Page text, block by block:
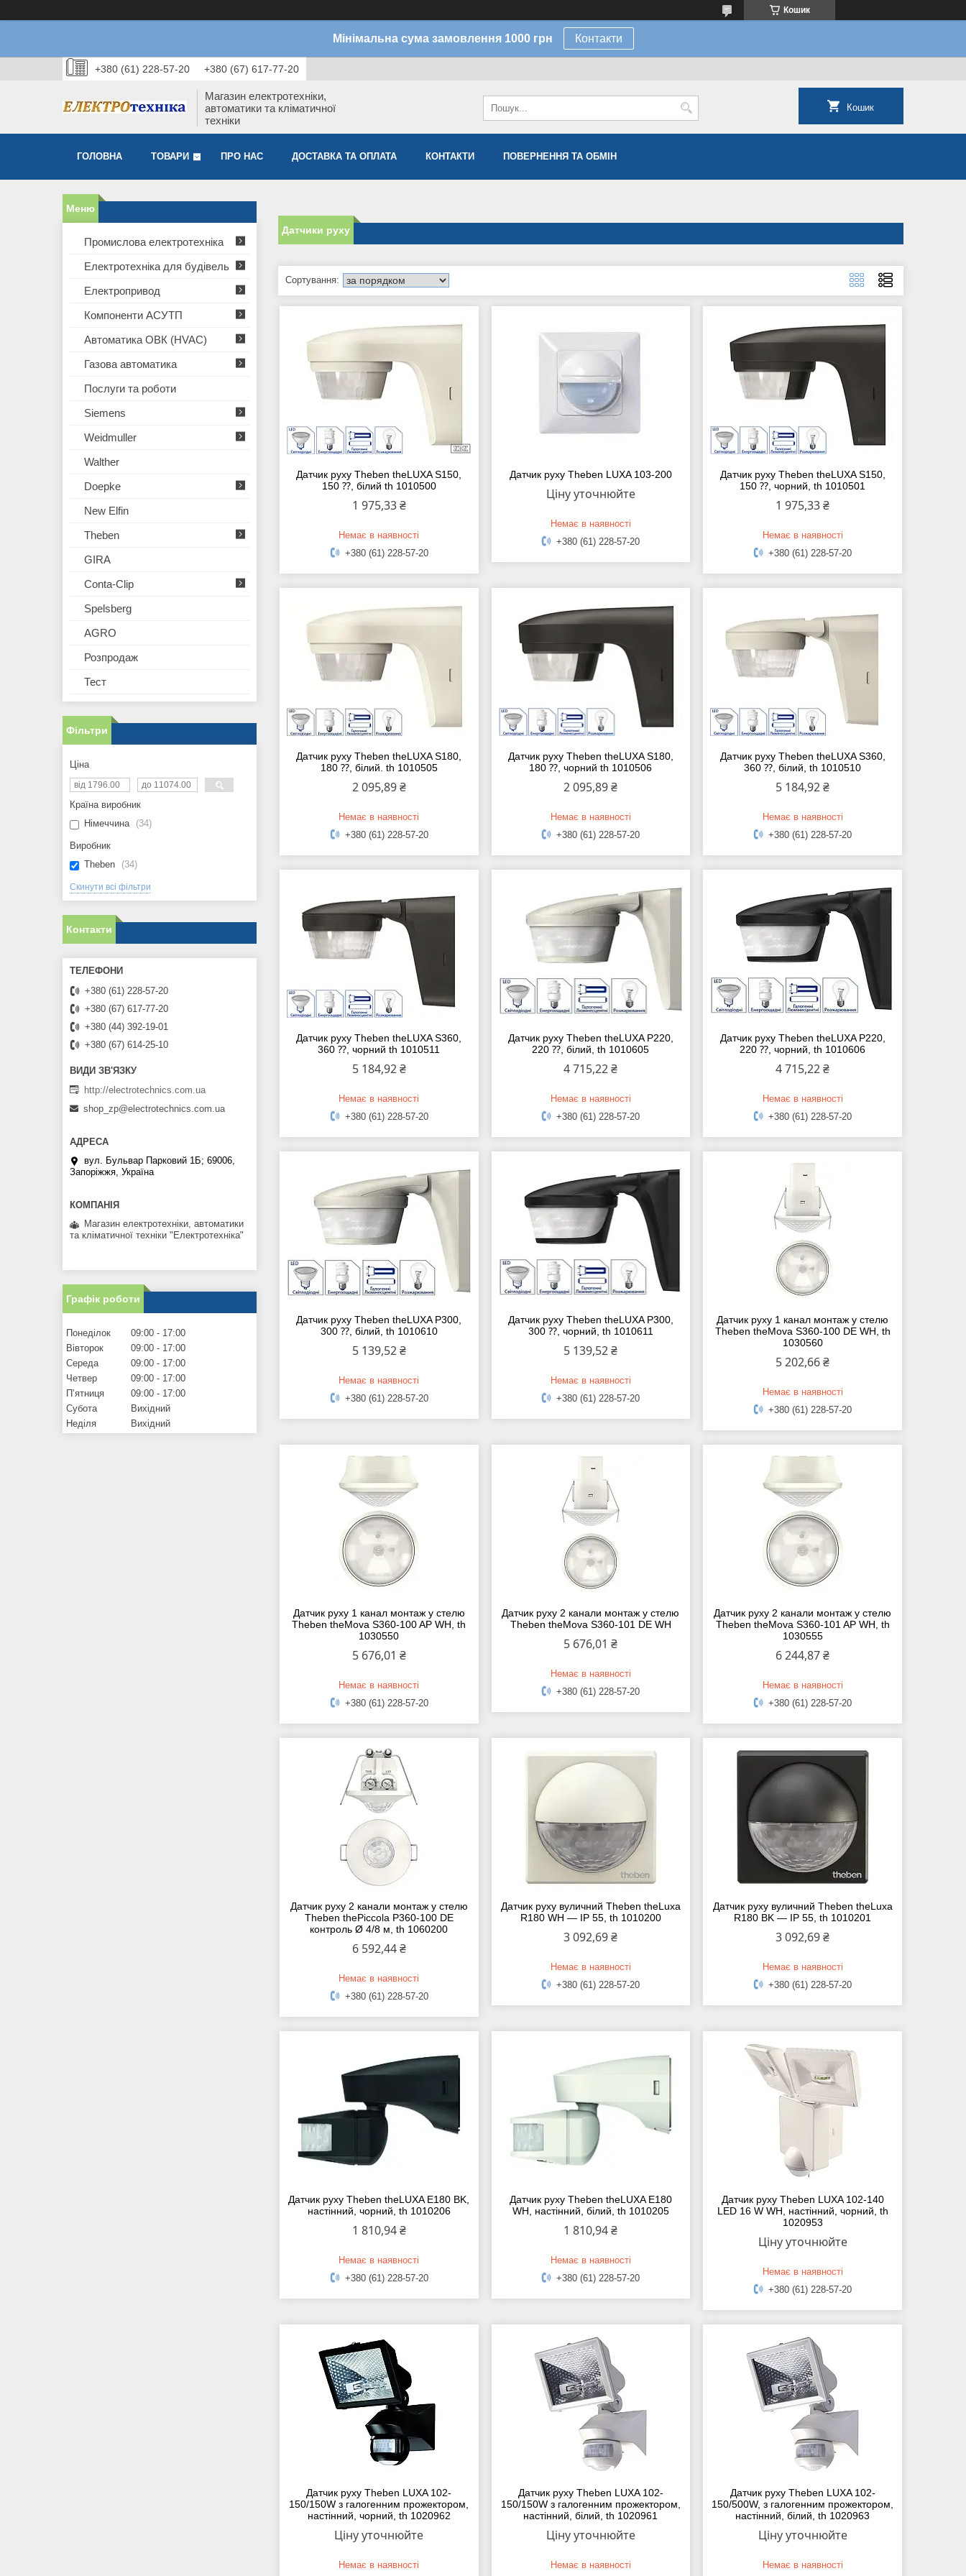
Кошик
Мінімальна сума замовлення 1000 грн Контакти
+380 (61) 228-57-20 +380 (67) 617-77-20
Магазин електротехніки,
автоматики та кліматичної
техніки
Кошик
ГОЛОВНА ТОВАРИ ПРО НАС ДОСТАВКА ТА ОПЛАТА КОНТАКТИ ПОВЕРНЕННЯ ТА ОБМІН
Датчики руху
Датчик руху Theben theLUXA S150,
150 ⁇, білий th 1010500
1 975,33 ₴
Немає в наявності
+380 (61) 228-57-20
Датчик руху Theben LUXA 103-200
Ціну уточнюйте
Немає в наявності
+380 (61) 228-57-20
Датчик руху Theben theLUXA S150,
150 ⁇, чорний, th 1010501
1 975,33 ₴
Немає в наявності
+380 (61) 228-57-20
Датчик руху Theben theLUXA S180,
180 ⁇, білий. th 1010505
2 095,89 ₴
Немає в наявності
+380 (61) 228-57-20
Датчик руху Theben theLUXA S180,
180 ⁇, чорний th 1010506
2 095,89 ₴
Немає в наявності
+380 (61) 228-57-20
Датчик руху Theben theLUXA S360,
360 ⁇, білий, th 1010510
5 184,92 ₴
Немає в наявності
+380 (61) 228-57-20
Датчик руху Theben theLUXA S360,
360 ⁇, чорний th 1010511
5 184,92 ₴
Немає в наявності
+380 (61) 228-57-20
Датчик руху Theben theLUXA P220,
220 ⁇, білий, th 1010605
4 715,22 ₴
Немає в наявності
+380 (61) 228-57-20
Датчик руху Theben theLUXA P220,
220 ⁇, чорний, th 1010606
4 715,22 ₴
Немає в наявності
+380 (61) 228-57-20
Датчик руху Theben theLUXA P300,
300 ⁇, білий, th 1010610
5 139,52 ₴
Немає в наявності
+380 (61) 228-57-20
Датчик руху Theben theLUXA P300,
300 ⁇, чорний, th 1010611
5 139,52 ₴
Немає в наявності
+380 (61) 228-57-20
Датчик руху 1 канал монтаж у стелю
Theben theMova S360-100 DE WH, th
1030560
5 202,66 ₴
Немає в наявності
+380 (61) 228-57-20
Датчик руху 1 канал монтаж у стелю
Theben theMova S360-100 AP WH, th
1030550
5 676,01 ₴
Немає в наявності
+380 (61) 228-57-20
Датчик руху 2 канали монтаж у стелю
Theben theMova S360-101 DE WH
5 676,01 ₴
Немає в наявності
+380 (61) 228-57-20
Датчик руху 2 канали монтаж у стелю
Theben theMova S360-101 AP WH, th
1030555
6 244,87 ₴
Немає в наявності
+380 (61) 228-57-20
Датчик руху 2 канали монтаж у стелю
Theben thePiccola P360-100 DE
контроль Ø 4/8 м, th 1060200
6 592,44 ₴
Немає в наявності
+380 (61) 228-57-20
Датчик руху вуличний Theben theLuxa
R180 WH — IP 55, th 1010200
3 092,69 ₴
Немає в наявності
+380 (61) 228-57-20
Датчик руху вуличний Theben theLuxa
R180 BK — IP 55, th 1010201
3 092,69 ₴
Немає в наявності
+380 (61) 228-57-20
Датчик руху Theben theLUXA E180 BK,
настінний, чорний, th 1010206
1 810,94 ₴
Немає в наявності
+380 (61) 228-57-20
Датчик руху Theben theLUXA E180
WH, настінний, білий, th 1010205
1 810,94 ₴
Немає в наявності
+380 (61) 228-57-20
Датчик руху Theben LUXA 102-140
LED 16 W WH, настінний, чорний, th
1020953
Ціну уточнюйте
Немає в наявності
+380 (61) 228-57-20
Датчик руху Theben LUXA 102-
150/150W з галогенним прожектором,
настінний, чорний, th 1020962
Ціну уточнюйте
Немає в наявності
Датчик руху Theben LUXA 102-
150/150W з галогенним прожектором,
настінний, білий, th 1020961
Ціну уточнюйте
Немає в наявності
Датчик руху Theben LUXA 102-
150/500W, з галогенним прожектором,
настінний, білий, th 1020963
Ціну уточнюйте
Немає в наявності
Промислова електротехніка
Електротехніка для будівель
Електропривод
Компоненти АСУТП
Автоматика ОВК (HVAC)
Газова автоматика
Послуги та роботи
Siemens
Weidmuller
Walther
Doepke
New Elfin
Theben
GIRA
Conta-Clip
Spelsberg
AGRO
Розпродаж
Тест
Фільтри
Ціна
Країна виробник
Німеччина
34
Виробник
Theben
34
Скинути всі фільтри
Контакти
+380 (61) 228-57-20
+380 (67) 617-77-20
+380 (44) 392-19-01
+380 (67) 614-25-10
http://electrotechnics.com.ua
shop_zp@electrotechnics.com.ua
вул. Бульвар Парковий 1Б; 69006,
Запоріжжя, Україна
Магазин електротехніки, автоматики
та кліматичної техніки "Електротехніка"
Графік роботи
Понеділок 09:00
17:00
Вівторок
09:00
17:00
Середа
09:00
17:00
Четвер
09:00
17:00
Пʼятниця
09:00
17:00
Субота
Вихідний
Неділя
Вихідний